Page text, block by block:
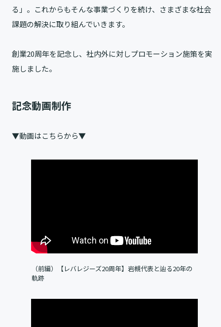
る」。これからもそんな事業づくりを続け、さまざまな社会
課題の解決に取り組んでいきます。
創業20周年を記念し、社内外に対しプロモーション施策を実
施しました。
記念動画制作
▼動画はこちらから▼
（前編）【レバレジーズ20周年】岩槻代表と辿る20年の
軌跡